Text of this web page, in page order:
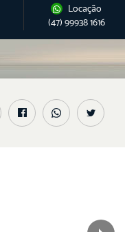
Locação
(47) 99938 1616